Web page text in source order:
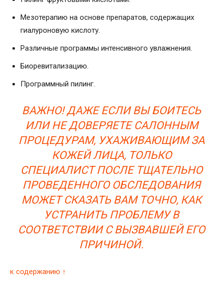
Мезотерапию на основе препаратов, содержащих
гиалуроновую кислоту.
Различные программы интенсивного увлажнения.
Биоревитализацию.
Программный пилинг.
ВАЖНО! ДАЖЕ ЕСЛИ ВЫ БОИТЕСЬ
ИЛИ НЕ ДОВЕРЯЕТЕ САЛОННЫМ
ПРОЦЕДУРАМ, УХАЖИВАЮЩИМ ЗА
КОЖЕЙ ЛИЦА, ТОЛЬКО
СПЕЦИАЛИСТ ПОСЛЕ ТЩАТЕЛЬНО
ПРОВЕДЕННОГО ОБСЛЕДОВАНИЯ
МОЖЕТ СКАЗАТЬ ВАМ ТОЧНО, КАК
УСТРАНИТЬ ПРОБЛЕМУ В
СООТВЕТСТВИИ С ВЫЗВАВШЕЙ ЕГО
ПРИЧИНОЙ.
к содержанию ↑